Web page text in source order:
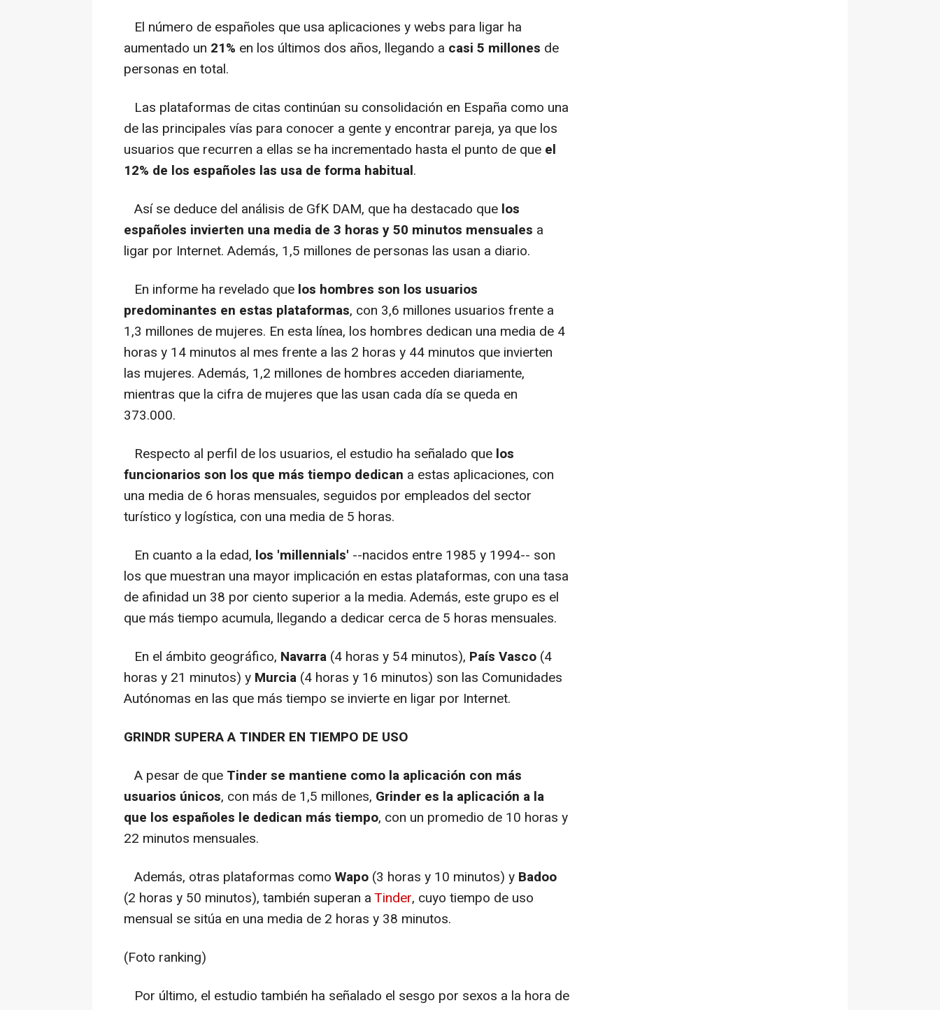
El número de españoles que usa aplicaciones y webs para ligar ha
aumentado un 21% en los últimos dos años, llegando a casi 5 millones de
personas en total.
Las plataformas de citas continúan su consolidación en España como una
de las principales vías para conocer a gente y encontrar pareja, ya que los
usuarios que recurren a ellas se ha incrementado hasta el punto de que el
12% de los españoles las usa de forma habitual.
Así se deduce del análisis de GfK DAM, que ha destacado que los
españoles invierten una media de 3 horas y 50 minutos mensuales a
ligar por Internet. Además, 1,5 millones de personas las usan a diario.
En informe ha revelado que los hombres son los usuarios
predominantes en estas plataformas, con 3,6 millones usuarios frente a
1,3 millones de mujeres. En esta línea, los hombres dedican una media de 4
horas y 14 minutos al mes frente a las 2 horas y 44 minutos que invierten
las mujeres. Además, 1,2 millones de hombres acceden diariamente,
mientras que la cifra de mujeres que las usan cada día se queda en
373.000.
Respecto al perfil de los usuarios, el estudio ha señalado que los
funcionarios son los que más tiempo dedican a estas aplicaciones, con
una media de 6 horas mensuales, seguidos por empleados del sector
turístico y logística, con una media de 5 horas.
En cuanto a la edad, los 'millennials' --nacidos entre 1985 y 1994-- son
los que muestran una mayor implicación en estas plataformas, con una tasa
de afinidad un 38 por ciento superior a la media. Además, este grupo es el
que más tiempo acumula, llegando a dedicar cerca de 5 horas mensuales.
En el ámbito geográfico, Navarra (4 horas y 54 minutos), País Vasco (4
horas y 21 minutos) y Murcia (4 horas y 16 minutos) son las Comunidades
Autónomas en las que más tiempo se invierte en ligar por Internet.
GRINDR SUPERA A TINDER EN TIEMPO DE USO
A pesar de que Tinder se mantiene como la aplicación con más
usuarios únicos, con más de 1,5 millones, Grinder es la aplicación a la
que los españoles le dedican más tiempo, con un promedio de 10 horas y
22 minutos mensuales.
Además, otras plataformas como Wapo (3 horas y 10 minutos) y Badoo
(2 horas y 50 minutos), también superan aTinder, cuyo tiempo de uso
mensual se sitúa en una media de 2 horas y 38 minutos.
(Foto ranking)
Por último, el estudio también ha señalado el sesgo por sexos a la hora de